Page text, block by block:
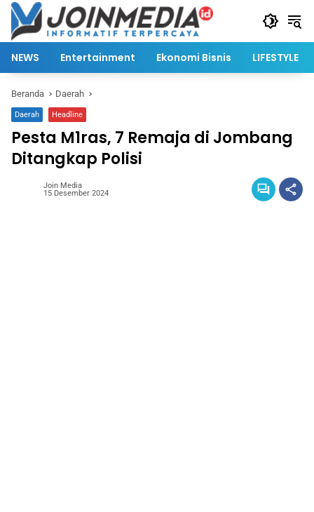
Langsung
konten
NEWS Entertainment Ekonomi Bisnis LIFESTYLE
Beranda Daerah
Daerah Headline
Pesta M1ras, 7 Remaja di Jombang
Ditangkap Polisi
Join Media
15 Desember 2024